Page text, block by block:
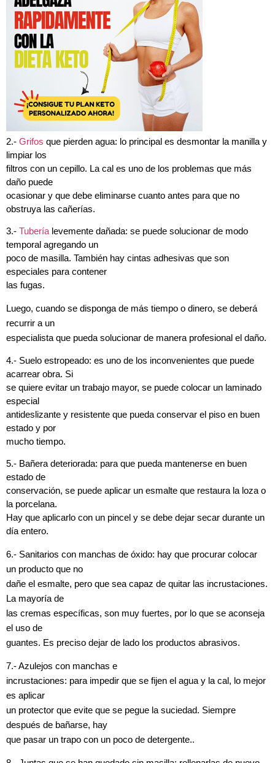
2.- Grifos que pierden agua: lo principal es desmontar la manilla y
limpiar los
filtros con un cepillo. La cal es uno de los problemas que más
daño puede
ocasionar y que debe eliminarse cuanto antes para que no
obstruya las cañerías.
3.- Tuberíalevemente dañada: se puede solucionar de modo
temporal agregando un
poco de masilla. También hay cintas adhesivas que son
especiales para contener
las fugas.
Luego, cuando se disponga de más tiempo o dinero, se deberá
recurrir a un
especialista que pueda solucionar de manera profesional el daño.
4.- Suelo estropeado: es uno de los inconvenientes que puede
acarrear obra. Si
se quiere evitar un trabajo mayor, se puede colocar un laminado
especial
antideslizante y resistente que pueda conservar el piso en buen
estado y por
mucho tiempo.
5.- Bañera deteriorada: para que pueda mantenerse en buen
estado de
conservación, se puede aplicar un esmalte que restaura la loza o
la porcelana.
Hay que aplicarlo con un pincel y se debe dejar secar durante un
día entero.
6.- Sanitarios con manchas de óxido: hay que procurar colocar
un producto que no
dañe el esmalte, pero que sea capaz de quitar las incrustaciones.
La mayoría de
las cremas específicas, son muy fuertes, por lo que se aconseja
el uso de
guantes. Es preciso dejar de lado los productos abrasivos.
7.- Azulejos con manchas e
incrustaciones: para impedir que se fijen el agua y la cal, lo mejor
es aplicar
un protector que evite que se pegue la suciedad. Siempre
después de bañarse, hay
que pasar un trapo con un poco de detergente..